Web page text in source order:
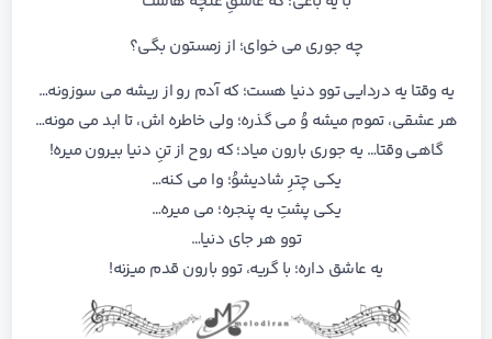
چه جوری می خوای؛ از زمستون بگی؟
یه وقتا یه دردایی توو دنیا هست؛ که آدم رو از ریشه می سوزونه…
هر عشقی، تموم میشه وُ می گذره؛ ولی خاطره اش، تا ابد می مونه…
گاهی وقتا… یه جوری بارون میاد؛ که روح از تنِ دنیا بیرون میره!
یکی چترِ شادیشوُ؛ وا می کنه…
یکی پشتِ یه پنجره؛ می میره…
توو هر جای دنیا…
یه عاشق داره؛ با گریه، توو بارون قدم میزنه!